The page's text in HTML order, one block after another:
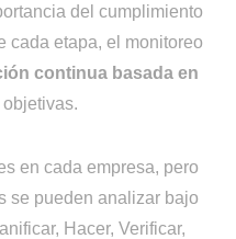
del cumplimiento
cada etapa, el monitoreo
continua basada en
objetivas.
en cada empresa, pero
se pueden analizar bajo
Hacer, Verificar,